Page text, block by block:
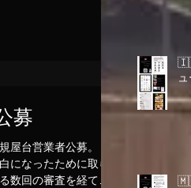
募
屋台営業者公募。 営
になったために取ら
数回の審査を経て、